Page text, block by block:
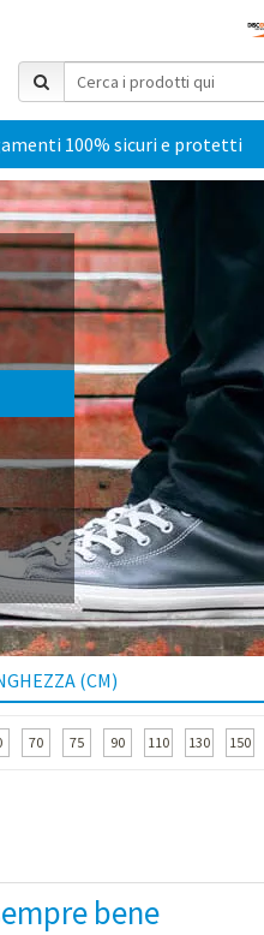
100% sicuri e protetti
(CM)
70 75 90 110 130 150
bene